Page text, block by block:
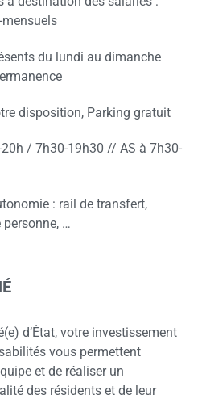
du lundi au dimanche
disposition, Parking gratuit
20h / 7h30-19h30 // AS à 7h30-
: rail de transfert,
personne, …
d’État, votre investissement
vous permettent
et de réaliser un
des résidents et de leur